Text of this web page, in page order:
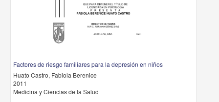
Factores de riesgo familiares para la depresión en niños
Huato Castro, Fabiola Berenice
2011
Medicina y Ciencias de la Salud